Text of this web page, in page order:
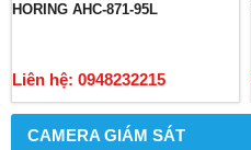
CAMERA GIÁM SÁT
HORING AHC-871-95L
Liên hệ: 0948232215